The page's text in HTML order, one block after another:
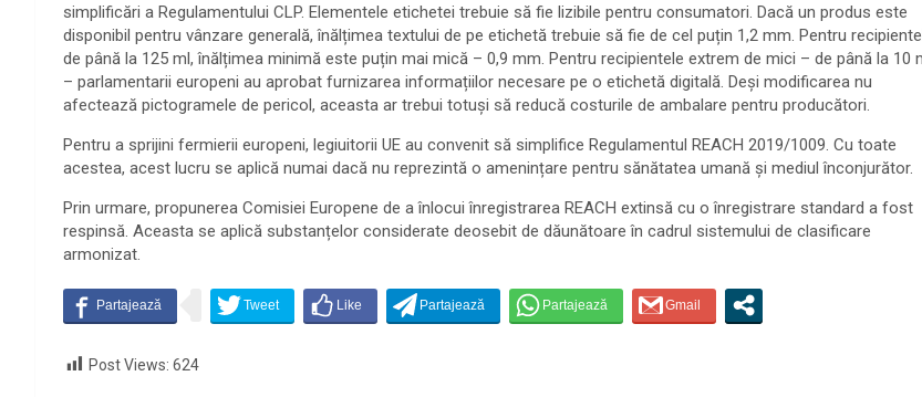
simplificări a Regulamentului CLP. Elementele etichetei trebuie să fie lizibile pentru consumatori. Dacă un produs este
disponibil pentru vânzare generală, înălțimea textului de pe etichetă trebuie să fie de cel puțin 1,2 mm. Pentru
de până la 125 ml, înălțimea minimă este puțin mai mică – 0,9 mm. Pentru recipientele extrem de mici – de până la 10
– parlamentarii europeni au aprobat furnizarea informațiilor necesare pe o etichetă digitală. Deși modificarea nu
afectează pictogramele de pericol, aceasta ar trebui totuși să reducă costurile de ambalare pentru producători.
Pentru a sprijini fermierii europeni, legiuitorii UE au convenit să simplifice Regulamentul REACH 2019/1009. Cu toate
acestea, acest lucru se aplică numai dacă nu reprezintă o amenințare pentru sănătatea umană și mediul înconjurător.
Prin urmare, propunerea Comisiei Europene de a înlocui înregistrarea REACH extinsă cu o înregistrare standard a fost
respinsă. Aceasta se aplică substanțelor considerate deosebit de dăunătoare în cadrul sistemului de clasificare
armonizat.
Post Views: 624